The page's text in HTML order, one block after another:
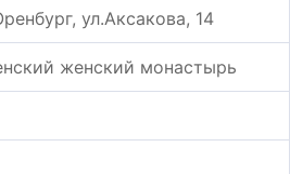
ул.Аксакова, 14
женский монастырь